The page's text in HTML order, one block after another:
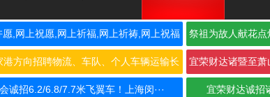
愿,网上祝愿,网上祈福,网上祈祷,网上祝福 祭祖为故人献花
港方向招聘物流、车队、个人车辆运输长
期合···
宜荣财达诸暨至
诚招6.2/6.8/7.7米飞翼车！上海闵··· 宜荣财达诚招